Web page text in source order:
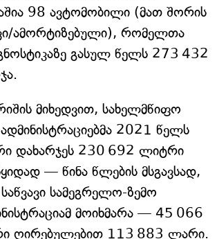
98 ავტომობილი (მათ შორის
ამორტიზებული), რომელთა
გასულ წელს 273 432
მიხედვით, სახელმწიფო
2021 წელს
დახარჯეს 230 692 ლიტრი
— წინა წლების მსგავსად,
სამეგრელო-ზემო
მოიხმარა — 45 066
ღირებულებით 113 883 ლარი.